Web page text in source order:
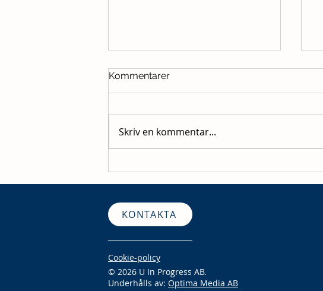
Kommentarer
Skriv en kommentar...
KONTAKTA
Cookie-policy
© 2026 U In Progress AB.
Underhålls av: Optima Media AB